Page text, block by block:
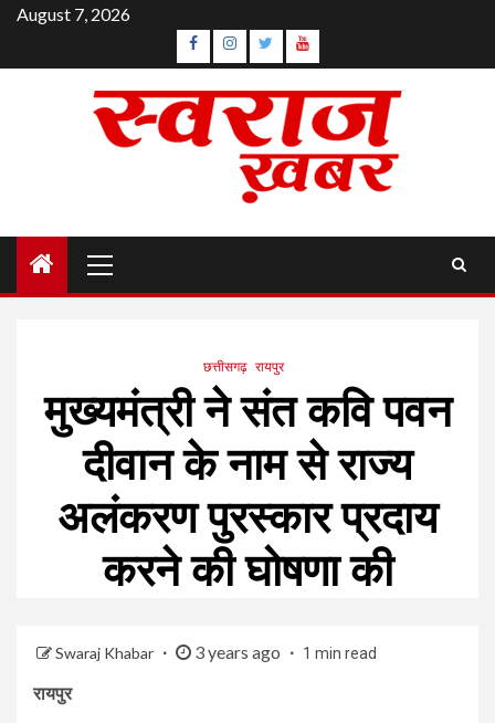
Skip
content
August 7, 2026
Facebook
Instagram
TwitterYouTube
Menu
छत्तीसगढ़ रायपुर
मुख्यमंत्री ने संत कवि पवन
दीवान के नाम से राज्य
अलंकरण पुरस्कार प्रदाय
करने की घोषणा की
Swaraj Khabar 3 years ago 1 min read
रायपुर